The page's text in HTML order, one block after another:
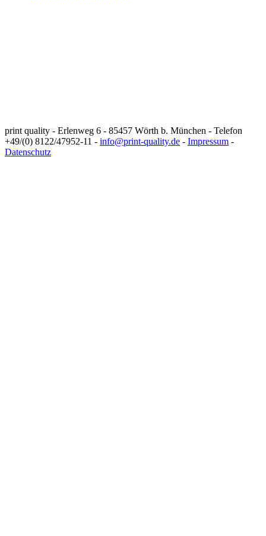
print quality - Erlenweg 6 - 85457 Wörth b. München - Telefon
+49/(0) 8122/47952-11 - info@print-quality.de - Impressum -
Datenschutz